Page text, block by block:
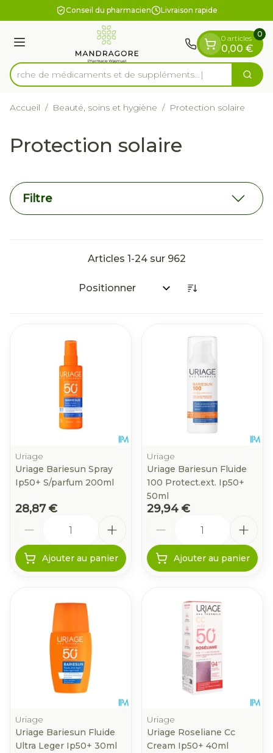
Aller au contenu
1 de 1
Conseil du pharmacien Livraison rapide
Menu
Rechercher
Recherche de médicaments et
0 articles
0,00 €
0
Accueil / Beauté, soins et hygiène / Protection solaire
Protection solaire
Filtre
Articles 1-24sur 962
Trier par:
Uriage
Uriage Bariesun Spray
Ip50+ S/parfum 200ml
28,87 €
Ajouter au panier
Uriage
Uriage Bariesun Fluide
100 Protect.ext. Ip50+
50ml
29,94 €
Ajouter au panier
Uriage
Uriage Bariesun Fluide
Ultra Leger Ip50+ 30ml
Uriage
Uriage Roseliane Cc
Cream Ip50+ 40ml